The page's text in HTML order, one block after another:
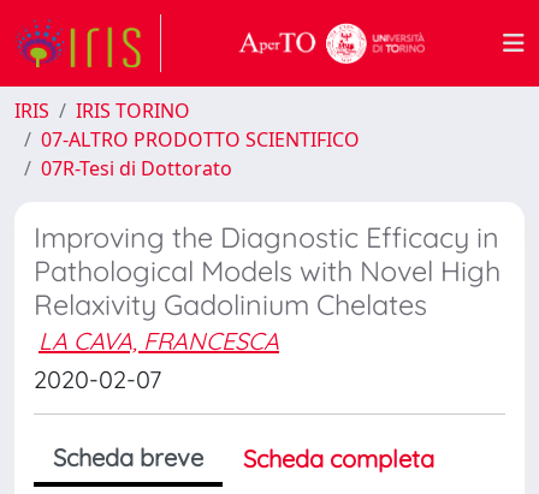
IRIS
IRIS TORINO
07-ALTRO PRODOTTO SCIENTIFICO
07R-Tesi di Dottorato
Improving the Diagnostic Efficacy in
Pathological Models with Novel High
Relaxivity Gadolinium Chelates
LA CAVA, FRANCESCA
2020-02-07
Scheda breve
Scheda completa